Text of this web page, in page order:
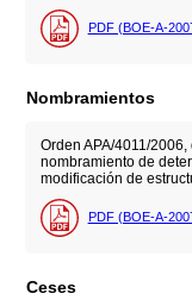
PDF (BOE-A-
Nombramientos
Orden APA/4011/
nombramiento de
modificación de
PDF (BOE-A-
Ceses